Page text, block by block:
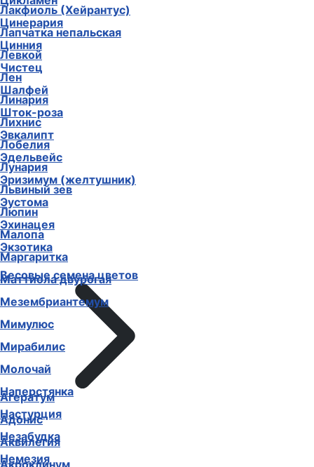
Цинерария
Цинния
Чистец
Шалфей
Шток-роза
Эвкалипт
Эдельвейс
Эризимум (желтушник)
Эустома
Эхинацея
Экзотика
Весовые семена цветов
Агератум
Адонис
Аквилегия
Акроклинум
Лакфиоль (Хейрантус)
Лапчатка непальская
Левкой
Лен
Линария
Лихнис
Лобелия
Лунария
Львиный зев
Люпин
Малопа
Маргаритка
Маттиола двурогая
Мезембриантемум
Мимулюс
Мирабилис
Молочай
Наперстянка
Настурция
Незабудка
Немезия